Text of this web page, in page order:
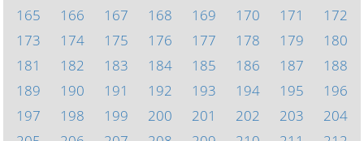
165
166 167 168 169 170 171
172
173
174 175 176 177 178 179
180
181
182 183 184 185 186 187
188
189
190 191 192 193 194 195
196
197
198 199 200 201 202 203
204